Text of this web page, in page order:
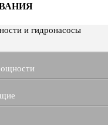
и гидронасосы